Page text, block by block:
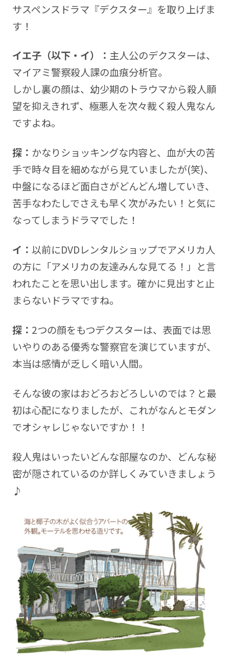
サスペンスドラマ『デクスター』を取り上げま
す！
イエ子（以下・イ）： 主人公のデクスターは、
マイアミ警察殺人課の血痕分析官。
しかし裏の顔は、幼少期のトラウマから殺人願
望を抑えきれず、極悪人を次々裁く殺人鬼なん
ですよね。
探： かなりショッキングな内容と、血が大の苦
手で時々目を細めながら見ていましたが(笑)、
中盤になるほど面白さがどんどん増していき、
苦手なわたしでさえも早く次がみたい！と気に
なってしまうドラマでした！
イ： 以前にDVDレンタルショップでアメリカ人
の方に「アメリカの友達みんな見てる！」と言
われたことを思い出します。確かに見出すと止
まらないドラマですね。
探： 2つの顔をもつデクスターは、表面では思
いやりのある優秀な警察官を演じていますが、
本当は感情が乏しく暗い人間。
そんな彼の家はおどろおどろしいのでは？と最
初は心配になりましたが、これがなんとモダン
でオシャレじゃないですか！！
殺人鬼はいったいどんな部屋なのか、どんな秘
密が隠されているのか詳しくみていきましょう
♪